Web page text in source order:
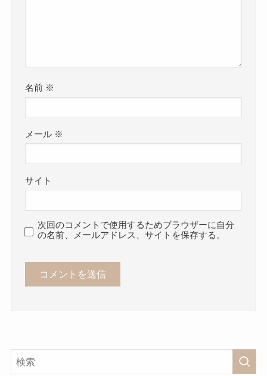
名前 ※
メール ※
サイト
次回のコメントで使用するためブラウザーに自分
の名前、メールアドレス、サイトを保存する。